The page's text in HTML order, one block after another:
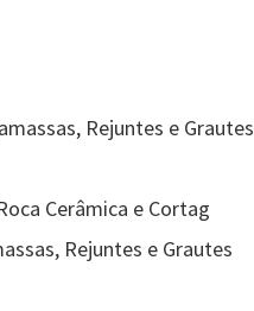
Rejuntes e Grautes
Cerâmica e Cortag
Rejuntes e Grautes